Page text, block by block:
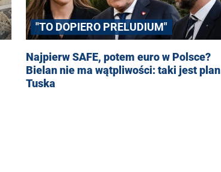
"TO DOPIERO PRELUDIUM"
Najpierw SAFE, potem euro w Polsce?
Bielan nie ma wątpliwości: taki jest plan
Tuska